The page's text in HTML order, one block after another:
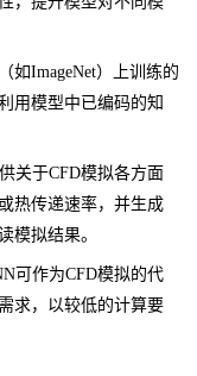
如ImageNet）上训练的
用模型中已编码的知
关于CFD模拟各方面
热传递速率，并生成
模拟结果。
可作为CFD模拟的代
求，以较低的计算要